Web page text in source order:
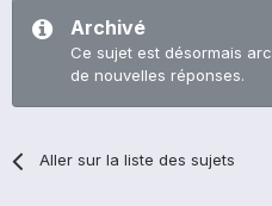
Archivé
Ce sujet est désormais
de nouvelles réponses.
Aller sur la liste des sujets